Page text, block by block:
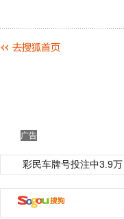
广告
彩民车牌号投注中3.9万